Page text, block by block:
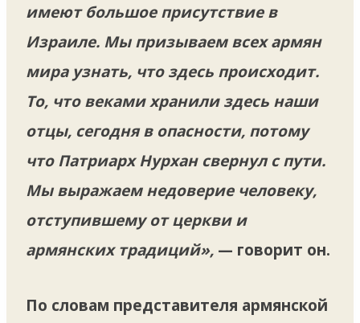
имеют большое присутствие в
Израиле. Мы призываем всех армян
мира узнать, что здесь происходит.
То, что веками хранили здесь наши
отцы, сегодня в опасности, потому
что Патриарх Нурхан свернул с пути.
Мы выражаем недоверие человеку,
отступившему от церкви и
армянских традиций», — говорит он.
По словам представителя армянской